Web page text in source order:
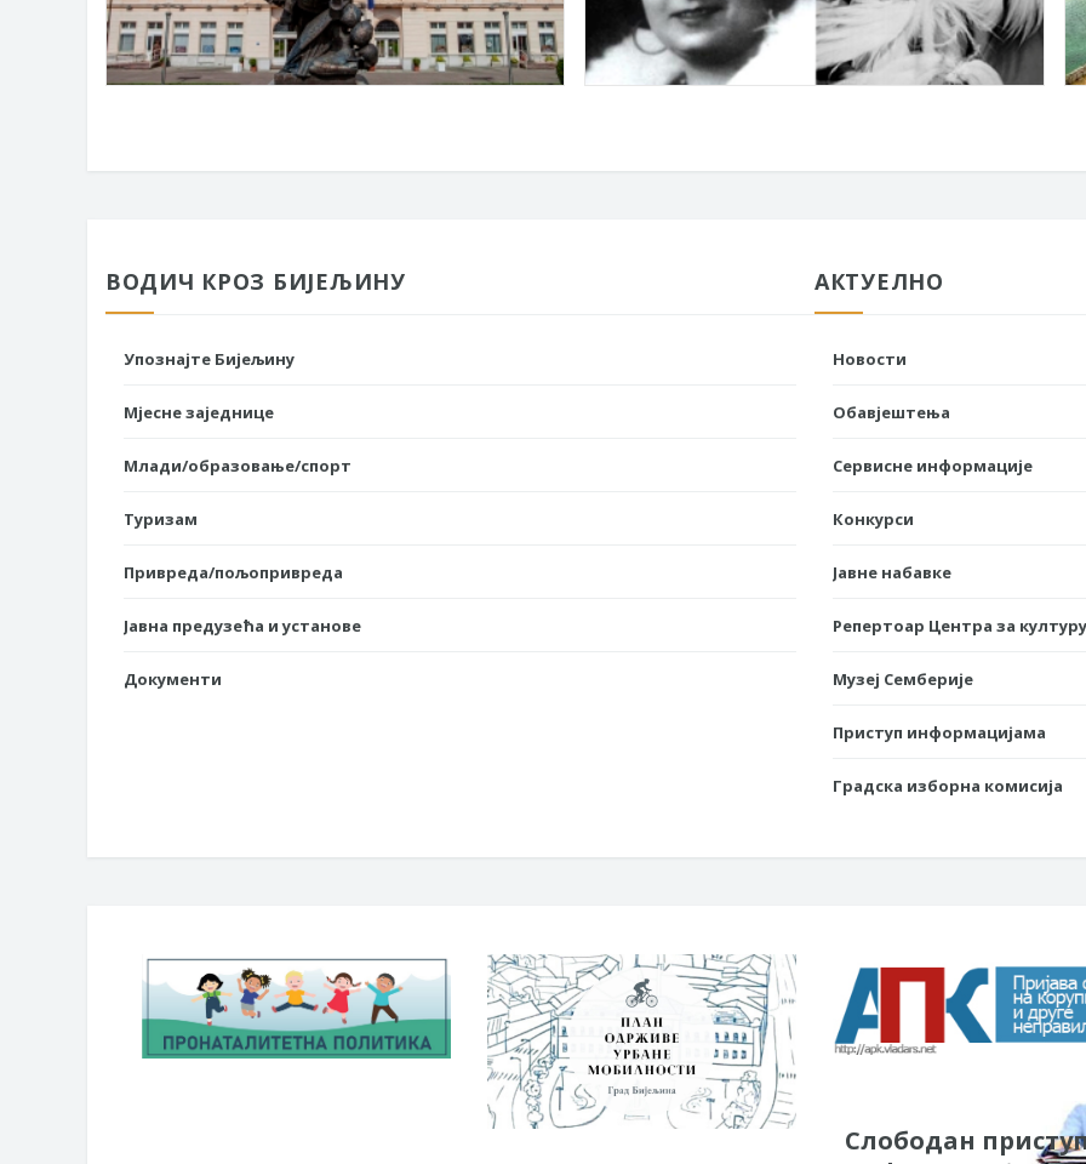
ВОДИЧ КРОЗ БИЈЕЉИНУ
Упознајте Бијељину
Мјесне заједнице
Млади/образовање/спорт
Туризам
Привреда/пољопривреда
Јавна предузећа и установе
Документи
АКТУЕЛНО
Новости
Обавјештења
Сервисне информације
Конкурси
Јавне набавке
Репертоар Центра за
Музеј Семберије
Приступ информацијама
Градска изборна комисија
Слободан